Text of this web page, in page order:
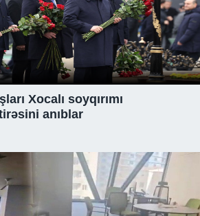
Xocalı soyqırımı
anıblar